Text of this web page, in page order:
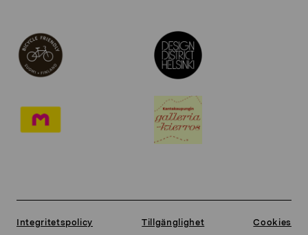
Integritetspolicy Tillgänglighet Cookies